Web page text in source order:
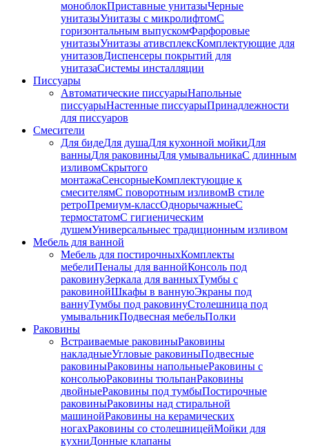
моноблокПриставные унитазыЧерные
унитазыУнитазы с микролифтомC
горизонтальным выпускомФарфоровые
унитазыУнитазы ативсплексКомплектующие для
унитазовДиспенсеры покрытий для
унитазаСистемы инсталляции
Писсуары
Автоматические писсуарыНапольные
писсуарыНастенные писсуарыПринадлежности
для писсуаров
Смесители
Для бидеДля душаДля кухонной мойкиДля
ванныДля раковиныДля умывальникаС длинным
изливомСкрытого
монтажаСенсорныеКомплектующие к
смесителямС поворотным изливомВ стиле
ретроПремиум-классОднорычажныеС
термостатомС гигиеническим
душемУниверсальныес традиционным изливом
Мебель для ванной
Мебель для постирочныхКомплекты
мебелиПеналы для ваннойКонсоль под
раковинуЗеркала для ванныхТумбы с
раковинойШкафы в ваннуюЭкраны под
ваннуТумбы под раковинуСтолешница под
умывальникПодвесная мебельПолки
Раковины
Встраиваемые раковиныРаковины
накладныеУгловые раковиныПодвесные
раковиныРаковины напольныеРаковины с
консольюРаковины тюльпанРаковины
двойныеРаковины под тумбыПостирочные
раковиныРаковины над стиральной
машинойРаковины на керамических
ногахРаковины со столешницейМойки для
кухниДонные клапаны